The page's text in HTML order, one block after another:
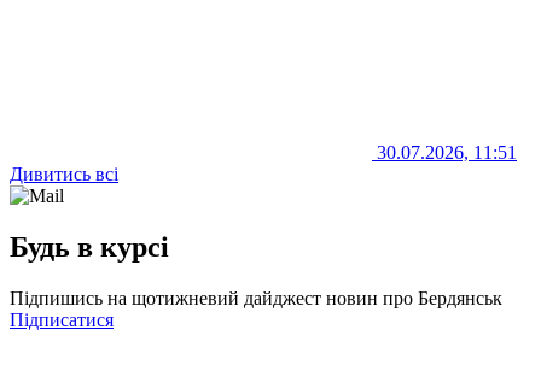
30.07.2026, 11:51
Дивитись всі
Будь в курсі
Підпишись на щотижневий дайджест новин про Бердянськ
Підписатися